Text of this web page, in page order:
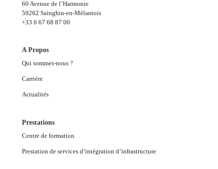
60 Avenue de l’Harmonie
59262 Sainghin-en-Mélantois
+33 6 67 68 87 00
A Propos
Qui sommes-nous ?
Carrière
Actualités
Prestations
Centre de formation
Prestation de services d’intégration d’infrastructure